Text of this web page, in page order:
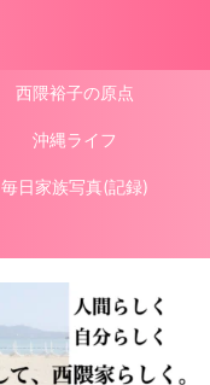
西隈裕子の原点
沖縄ライフ
毎日家族写真(記録)